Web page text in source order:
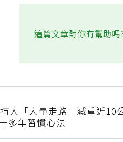
這篇文章對你有幫助嗎?
人「大量走路」減重近10
十多年習慣心法